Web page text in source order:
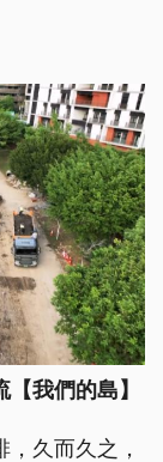
數在城市努
洲，累積數
劇之一。
我們的島】
久而久之，